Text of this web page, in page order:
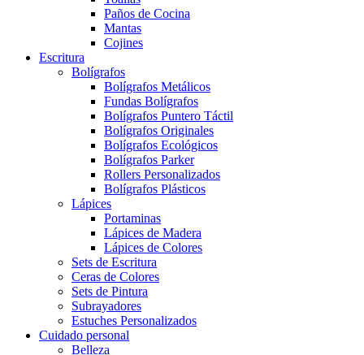
Paños de Cocina
Mantas
Cojines
Escritura
Bolígrafos
Bolígrafos Metálicos
Fundas Bolígrafos
Bolígrafos Puntero Táctil
Bolígrafos Originales
Bolígrafos Ecológicos
Bolígrafos Parker
Rollers Personalizados
Bolígrafos Plásticos
Lápices
Portaminas
Lápices de Madera
Lápices de Colores
Sets de Escritura
Ceras de Colores
Sets de Pintura
Subrayadores
Estuches Personalizados
Cuidado personal
Belleza